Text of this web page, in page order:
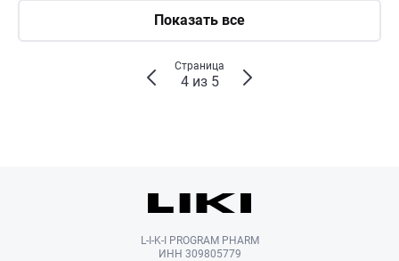
Показать все
Страница
4 из 5
L-I-K-I PROGRAM PHARM
ИНН 309805779